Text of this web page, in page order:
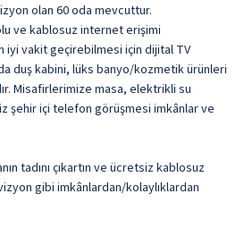
olan 60 oda mevcuttur.
ve kablosuz internet erişimi
iyi vakit geçirebilmesi için dijital TV
duş kabini, lüks banyo/kozmetik ürünleri
Misafirlerimize masa, elektrikli su
şehir içi telefon görüşmesi imkânlar ve
tadını çıkartın ve ücretsiz kablosuz
gibi imkânlardan/kolaylıklardan